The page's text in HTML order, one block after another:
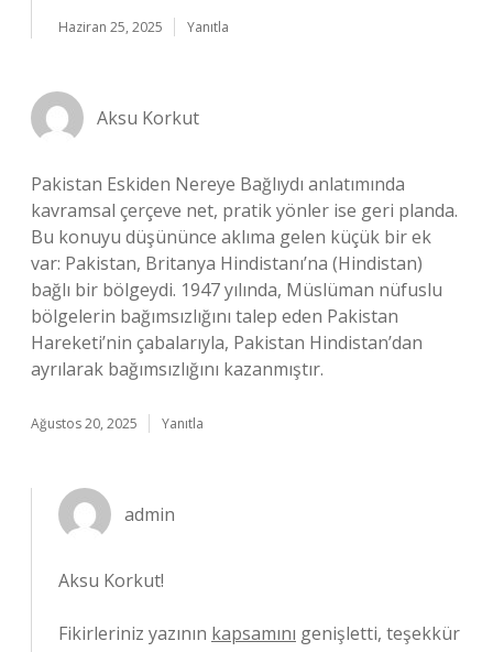
Haziran 25, 2025 Yanıtla
Aksu Korkut
Pakistan Eskiden Nereye Bağlıydı anlatımında
kavramsal çerçeve net, pratik yönler ise geri planda.
Bu konuyu düşününce aklıma gelen küçük bir ek
var: Pakistan, Britanya Hindistanı’na (Hindistan)
bağlı bir bölgeydi. 1947 yılında, Müslüman nüfuslu
bölgelerin bağımsızlığını talep eden Pakistan
Hareketi’nin çabalarıyla, Pakistan Hindistan’dan
ayrılarak bağımsızlığını kazanmıştır.
Ağustos 20, 2025 Yanıtla
admin
Aksu Korkut!
Fikirleriniz yazının kapsamını genişletti, teşekkür